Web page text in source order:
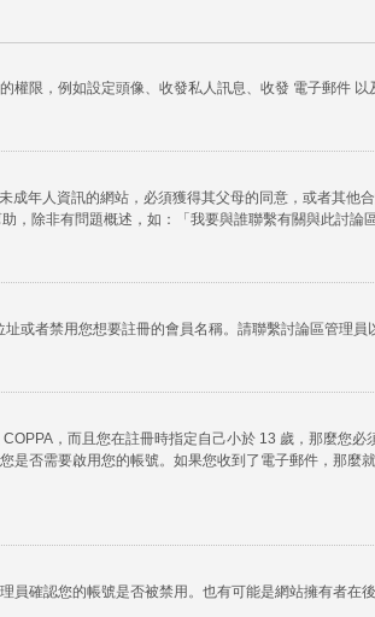
限，例如設定頭像、收發私人訊息、收發 電子郵件
年人資訊的網站，必須獲得其父母的同意，或者其他
除非有問題概述，如：「我要與誰聯繫有關與此討論
或者禁用您想要註冊的會員名稱。請聯繫討論區管理員
，而且您在註冊時指定自己小於 13 歲，那麼您
否需要啟用您的帳號。如果您收到了電子郵件，那
確認您的帳號是否被禁用。也有可能是網站擁有者在